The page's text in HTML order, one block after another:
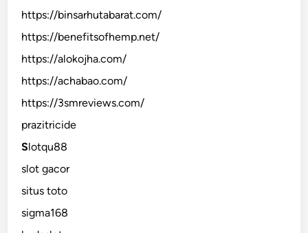
https://binsarhutabarat.com/
https://benefitsofhemp.net/
https://alokojha.com/
https://achabao.com/
https://3smreviews.com/
prazitricide
Slotqu88
slot gacor
situs toto
sigma168